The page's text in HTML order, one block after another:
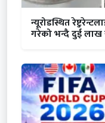
न्यूरोडस्थित
गरेको भन्दै दुई लाख